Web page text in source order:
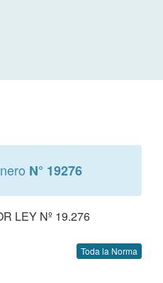
N° 19276
LEY Nº 19.276
Toda la Norma